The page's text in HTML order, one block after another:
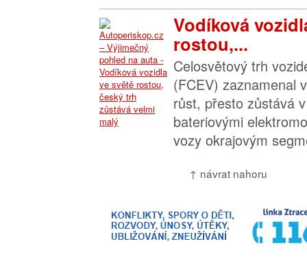
Vodíková
rostou,...
Celosvětový trh
(FCEV) zaznamenal
růst, přesto zůstává
bateriovými
vozy okrajovým
↑ návrat nahoru